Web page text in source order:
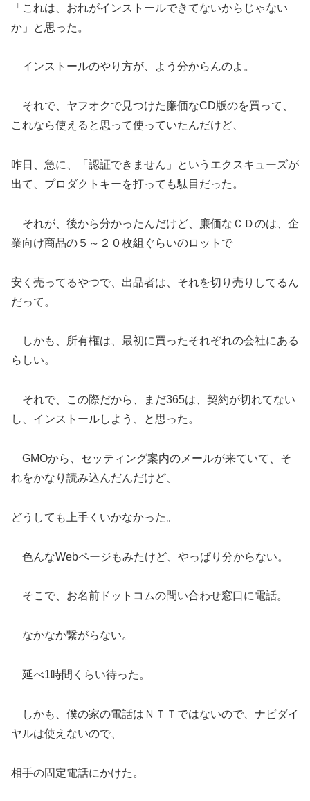
「これは、おれがインストールできてないからじゃない
か」と思った。
インストールのやり方が、よう分からんのよ。
それで、ヤフオクで見つけた廉価なCD版のを買って、
これなら使えると思って使っていたんだけど、
昨日、急に、「認証できません」というエクスキューズが
出て、プロダクトキーを打っても駄目だった。
それが、後から分かったんだけど、廉価なＣＤのは、企
業向け商品の５～２０枚組ぐらいのロットで
安く売ってるやつで、出品者は、それを切り売りしてるん
だって。
しかも、所有権は、最初に買ったそれぞれの会社にある
らしい。
それで、この際だから、まだ365は、契約が切れてない
し、インストールしよう、と思った。
GMOから、セッティング案内のメールが来ていて、そ
れをかなり読み込んだんだけど、
どうしても上手くいかなかった。
色んなWebページもみたけど、やっぱり分からない。
そこで、お名前ドットコムの問い合わせ窓口に電話。
なかなか繋がらない。
延べ1時間くらい待った。
しかも、僕の家の電話はＮＴＴではないので、ナビダイ
ヤルは使えないので、
相手の固定電話にかけた。